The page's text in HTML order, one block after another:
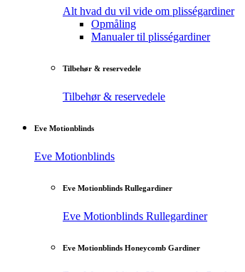
Alt hvad du vil vide om plisségardiner
Opmåling
Manualer til plisségardiner
Tilbehør & reservedele
Tilbehør & reservedele
Eve Motionblinds
Eve Motionblinds
Eve Motionblinds Rullegardiner
Eve Motionblinds Rullegardiner
Eve Motionblinds Honeycomb Gardiner